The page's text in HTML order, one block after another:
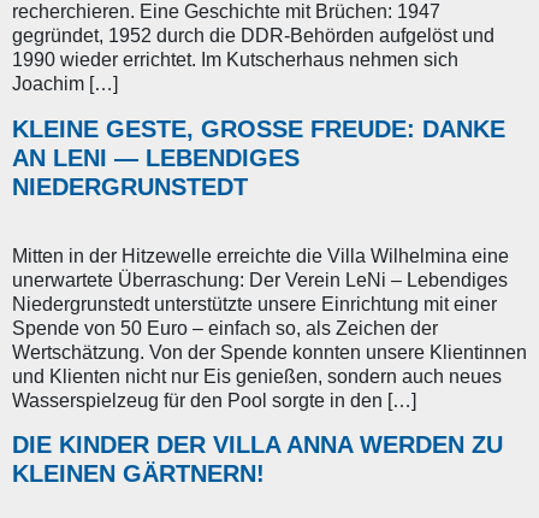
recherchieren. Eine Geschichte mit Brüchen: 1947
gegründet, 1952 durch die DDR-Behörden aufgelöst und
1990 wieder errichtet. Im Kutscherhaus nehmen sich
Joachim […]
KLEINE GESTE, GROSSE FREUDE: DANKE A
N LENI — LEBENDIGES N
IEDERGRUNSTEDT
Mitten in der Hitzewelle erreichte die Villa Wilhelmina eine
unerwartete Überraschung: Der Verein LeNi – Lebendiges
Niedergrunstedt unterstützte unsere Einrichtung mit einer
Spende von 50 Euro – einfach so, als Zeichen der
Wertschätzung. Von der Spende konnten unsere Klientinnen
und Klienten nicht nur Eis genießen, sondern auch neues
Wasserspielzeug für den Pool sorgte in den […]
DIE KINDER DER VILLA ANNA WERDEN ZU
KLEINEN GÄRTNERN!